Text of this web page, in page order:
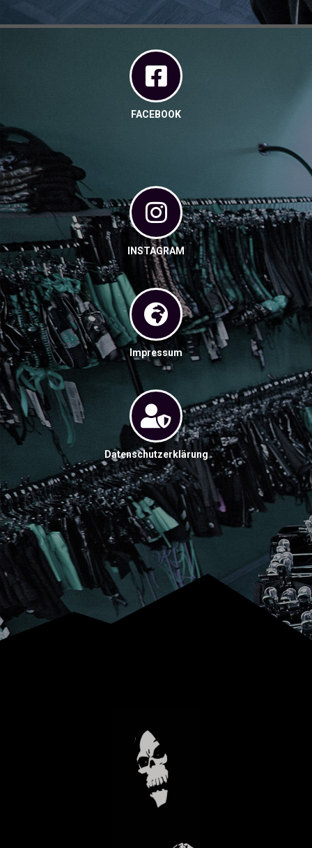
FACEBOOK
INSTAGRAM
Impressum
Datenschutzerklärung